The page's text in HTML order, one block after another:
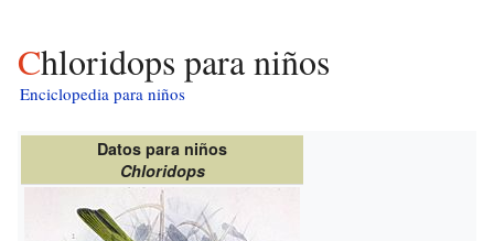
Chloridops para niños
Enciclopedia para niños
Datos para niños
Chloridops